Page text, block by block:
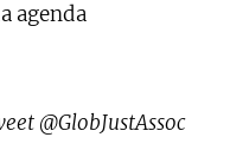
agenda
@GlobJustAssoc